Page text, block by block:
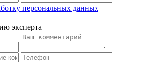
персональных данных
эксперта